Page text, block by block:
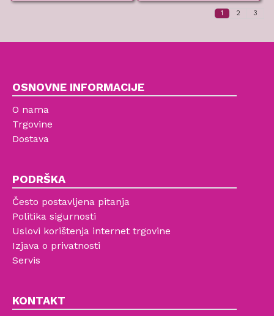
1 2 3
OSNOVNE INFORMACIJE
O nama
Trgovine
Dostava
PODRŠKA
Često postavljena pitanja
Politika sigurnosti
Uslovi korištenja internet trgovine
Izjava o privatnosti
Servis
KONTAKT